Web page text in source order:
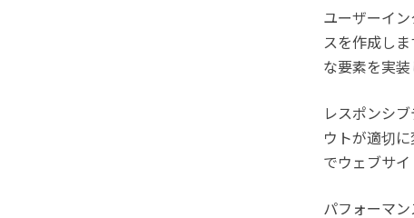
ユーザーイ
スを作成し
な要素を実装
レスポンシ
ウトが適切
でウェブサイ
パフォーマ